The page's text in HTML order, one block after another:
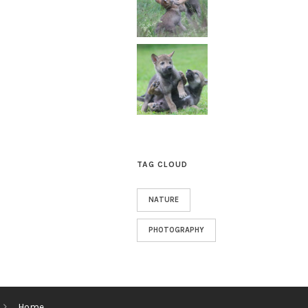
TAG CLOUD
NATURE
PHOTOGRAPHY